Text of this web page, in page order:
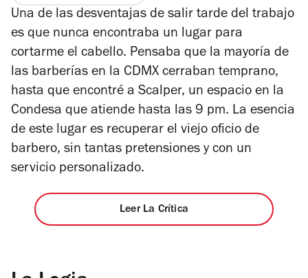
5
Una de las desventajas de salir tarde del trabajo
es que nunca encontraba un lugar para
cortarme el cabello. Pensaba que la mayoría de
las barberías en la CDMX cerraban temprano,
hasta que encontré a Scalper, un espacio en la
Condesa que atiende hasta las 9 pm. La esencia
de este lugar es recuperar el viejo oficio de
barbero, sin tantas pretensiones y con un
servicio personalizado.
Leer La Crítica